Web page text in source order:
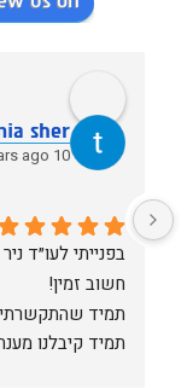
sher
10 years ago
חשוב זמין!
תמיד קיבלנו